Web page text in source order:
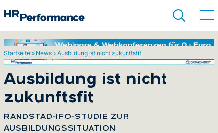
Startseite » News » Ausbildung ist nicht zukunftsfit
Ausbildung ist nicht
zukunftsfit
RANDSTAD-IFO-STUDIE ZUR
AUSBILDUNGSSITUATION